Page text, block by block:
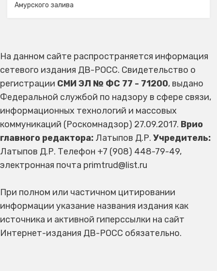
Амурского залива
На данном сайте распространяется информация
сетевого издания ДВ-РОСС. Свидетельство о
регистрации СМИ ЭЛ № ФС 77 - 71200, выдано
Федеральной службой по надзору в сфере связи,
информационных технологий и массовых
коммуникаций (Роскомнадзор) 27.09.2017. Врио
главного редактора: Латыпов Д.Р. Учредитель:
Латыпов Д.Р. Телефон +7 (908) 448-79-49,
электронная почта primtrud@list.ru
При полном или частичном цитировании
информации указание названия издания как
источника и активной гиперссылки на сайт
Интернет-издания ДВ-РОСС обязательно.